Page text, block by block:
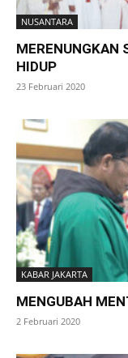
NUSANTARA
MERENUNGKAN
HIDUP
23 Februari 2020
KABAR JAKARTA
MENGUBAH
2 Februari 2020